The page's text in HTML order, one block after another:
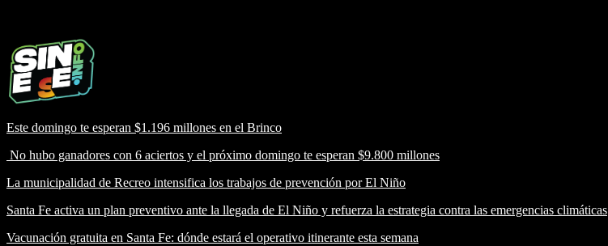
Este domingo te esperan $1.196 millones en el Brinco
No hubo ganadores con 6 aciertos y el próximo domingo te esperan $9.800 millones
La municipalidad de Recreo intensifica los trabajos de prevención por El Niño
Santa Fe activa un plan preventivo ante la llegada de El Niño y refuerza la estrategia contra las emergencias climáticas
Vacunación gratuita en Santa Fe: dónde estará el operativo itinerante esta semana